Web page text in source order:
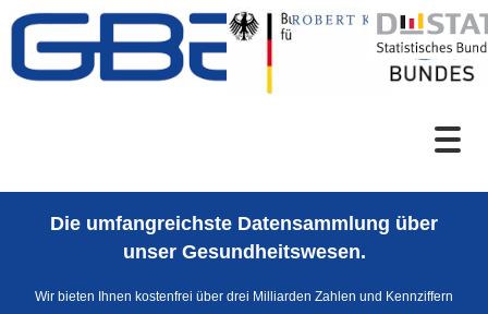
Zum Inhalt
Sprachumschaltung
Die umfangreichste Datensammlung über
unser Gesundheitswesen.
Wir bieten Ihnen kostenfrei über drei Milliarden Zahlen und Kennziffern